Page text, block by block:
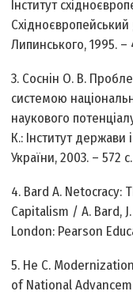
Інститут
Східноєвропейський
Липинського, 1995. –
3. Соснін О. В.
системою
наукового
К.: Інститут
України, 2003. – 572 с.
4. Bard А. Netocracy:
Capitalism / A. Bard,
London: Pearson
5. He C.
of National